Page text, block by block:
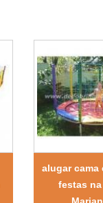
alugar cama
festas